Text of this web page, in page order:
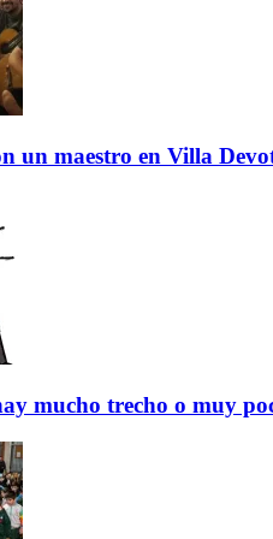
un maestro en Villa
mucho trecho o muy